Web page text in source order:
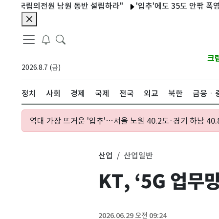
의전원 남원 동반 설립하라" '입추'에도 35도 안팎 폭염
2026.8.7 (금)
크
정치 사회 경제 국제 전국 외교 북한 금융ㆍ
역대 가장 뜨거운 '입추'…서울 노원 40.2도·경기 하남
산업 산업일반
KT, ‘5G 업무
2026.06.29 오전 09:24